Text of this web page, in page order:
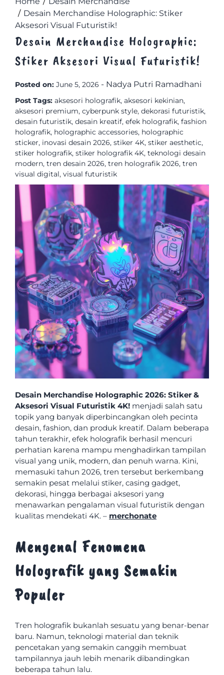
Desain Merchandise Holographic: Stiker
Aksesori Visual Futuristik!
Desain Merchandise Holographic:
Stiker Aksesori Visual Futuristik!
Posted on: June 5, 2026 - Nadya Putri Ramadhani
Post Tags: aksesori holografik, aksesori kekinian,
aksesori premium, cyberpunk style, dekorasi futuristik,
desain futuristik, desain kreatif, efek holografik, fashion
holografik, holographic accessories, holographic
sticker, inovasi desain 2026, stiker 4K, stiker aesthetic,
stiker holografik, stiker holografik 4K, teknologi desain
modern, tren desain 2026, tren holografik 2026, tren
visual digital, visual futuristik
Desain Merchandise Holographic 2026: Stiker &
Aksesori Visual Futuristik 4K! menjadi salah satu
topik yang banyak diperbincangkan oleh pecinta
desain, fashion, dan produk kreatif. Dalam beberapa
tahun terakhir, efek holografik berhasil mencuri
perhatian karena mampu menghadirkan tampilan
visual yang unik, modern, dan penuh warna. Kini,
memasuki tahun 2026, tren tersebut berkembang
semakin pesat melalui stiker, casing gadget,
dekorasi, hingga berbagai aksesori yang
menawarkan pengalaman visual futuristik dengan
kualitas mendekati 4K. – merchonate
Mengenal Fenomena
Holografik yang Semakin
Populer
Tren holografik bukanlah sesuatu yang benar-benar
baru. Namun, teknologi material dan teknik
pencetakan yang semakin canggih membuat
tampilannya jauh lebih menarik dibandingkan
beberapa tahun lalu.